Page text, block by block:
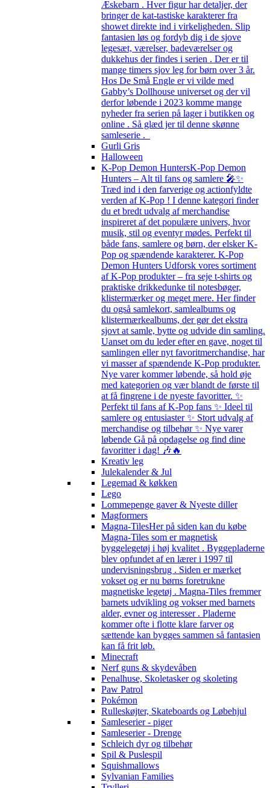
Æskebarn . Hver figur har detaljer, der
bringer de kat-tastiske karakterer fra
showet direkte ind i virkeligheden. Slip
fantasien løs og fordyb dig i de sjove
legesæt, værelser, badeværelser og
dukkehus der findes i serien . Der er til
mange timers sjov leg for børn over 3 år.
Hos De Små Engle er vi vilde med
Gabby’s Dollhouse universet og der vil
derfor løbende i 2023 komme mange
nyheder fra serien på lager i butikken og
online . Så glæd jer til denne skønne
samleserie .
Gurli Gris
Halloween
K-Pop Demon HuntersK-Pop Demon
Hunters – Alt til fans og samlere 🎤✨
Træd ind i den farverige og actionfyldte
verden af K-Pop ! I denne kategori finder
du et bredt udvalg af merchandise
inspireret af det populære univers, hvor
musik, stil og eventyr mødes. Perfekt til
både fans, samlere og børn, der elsker K-
Pop og spændende karakterer. K-Pop
Demon Hunters Udforsk vores sortiment
af K-Pop produkter – fra seje t-shirts og
praktiske drikkedunke til notesbøger,
klistermærker og meget mere. Her finder
du også samlekort, samlealbums og
klistermærkealbums, der gør det ekstra
sjovt at samle, bytte og udvide din samling.
Uanset om du leder efter en gave, noget til
samlingen eller nyt favoritmerchandise, har
vi masser af spændende K-Pop produkter.
Nye varer kommer løbende, så hold øje
med kategorien og vær blandt de første til
at få fingrene i de nyeste favoritter. ✨
Perfekt til fans af K-Pop fans ✨ Ideel til
samlere og entusiaster ✨ Stort udvalg af
merchandise og tilbehør ✨ Nye varer
løbende Gå på opdagelse og find dine
favoritter i dag! 🎶🔥
Kreativ leg
Julekalender & Jul
Legemad & køkken
Lego
Lommepenge gaver & Nyeste diller
Magformers
Magna-TilesHer på siden kan du købe
Magna-Tiles som er magnetisk
byggelegetøj i høj kvalitet . Byggepladerne
blev opfundet af en lærer i 1997 til
undervisningsbrug . Siden er mærket
vokset og er nu børns foretrukne
magnetiske legetøj . Magna-Tiles fremmer
barnets udvikling og vokser med barnets
alder, evner og interesser . Pladerne
kommer ofte i flotte klare farver og
sættende kan bygges sammen så fantasien
kan få frit løb.
Minecraft
Nerf guns & skydevåben
Penalhuse, Skoletasker og skoleting
Paw Patrol
Pokémon
Rulleskøjter, Skateboards og Løbehjul
Samleserier - piger
Samleserier - Drenge
Schleich dyr og tilbehør
Spil & Puslespil
Squishmallows
Sylvanian Families